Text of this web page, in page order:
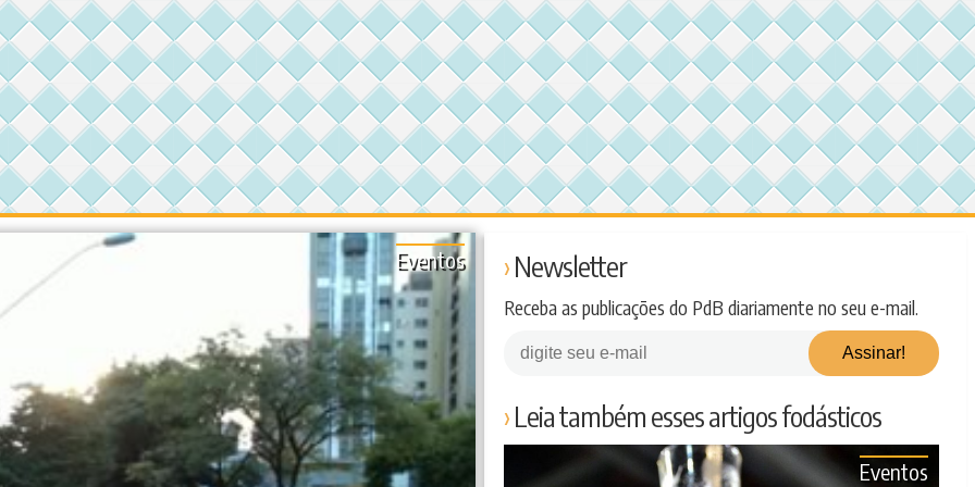
Eventos Newsletter
Receba as publicações do PdB diariamente no seu e-mail.
Leia também esses artigos fodásticos
Eventos